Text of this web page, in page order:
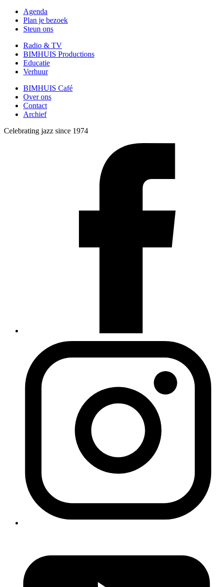
Agenda
Plan je bezoek
Steun ons
Radio & TV
BIMHUIS Productions
Educatie
Verhuur
BIMHUIS Café
Over ons
Contact
Archief
Celebrating jazz since 1974